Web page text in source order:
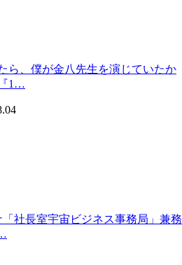
ら、僕が金八先生を演じていたか
1…
社長室宇宙ビジネス事務局」兼務